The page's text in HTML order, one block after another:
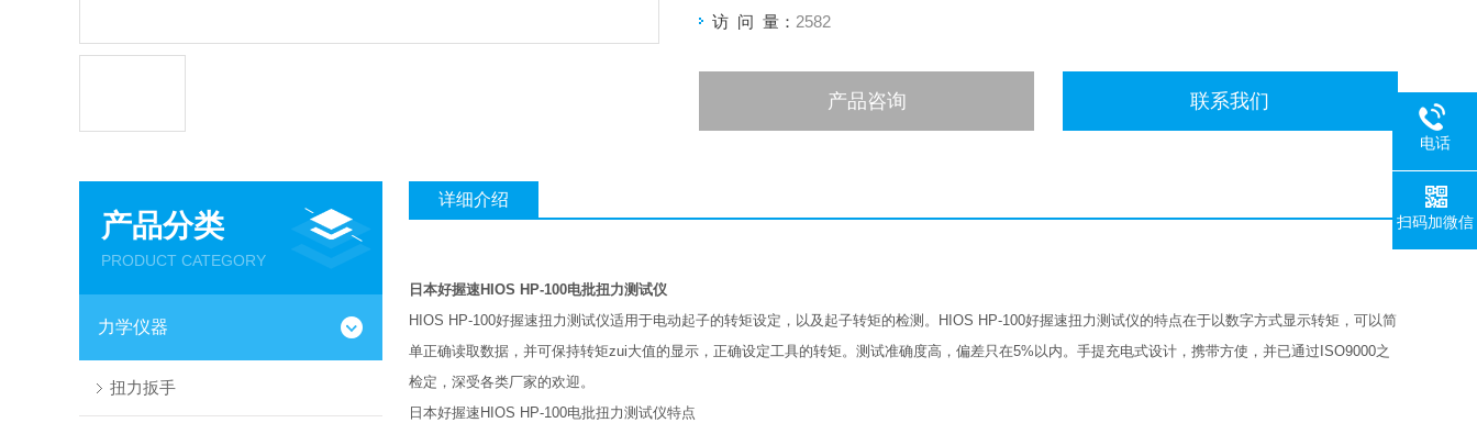
访 问 量： 2582
产品咨询 联系我们
产品分类
PRODUCT CATEGORY
力学仪器
扭力扳手
详细介绍
日本好握速HIOS HP-100电批扭力测试仪
HIOS HP-100好握速扭力测试仪适用于电动起子的转矩设定，以及起子转矩的检测。HIOS HP-100好握速扭力测试仪的特点在于以数字方式显示转矩，可以简
单正确读取数据，并可保持转矩zui大值的显示，正确设定工具的转矩。测试准确度高，偏差只在5%以内。手提充电式设计，携带方使，并已通过ISO9000之
检定，深受各类厂家的欢迎。
日本好握速HIOS HP-100电批扭力测试仪特点
电话
扫码加微信